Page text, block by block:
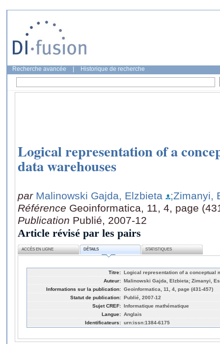
Recherche avancée Historique de recherche
Logical representation of a
data warehouses
par Malinowski Gajda, Elzbieta
;Zimanyi,
Référence Geoinformatica, 11, 4, page
Publication Publié, 2007-12
Article révisé par les pairs
ACCÈS EN LIGNE DÉTAILS STATISTIQUES
Titre: Logical representation of a conceptual
Auteur: Malinowski Gajda, Elzbieta; Zimanyi,
Informations sur la publication: Geoinformatica, 11, 4, page (431-457)
Statut de publication: Publié, 2007-12
Sujet CREF: Informatique mathématique
Langue: Anglais
Identificateurs: urn:issn:1384-6175